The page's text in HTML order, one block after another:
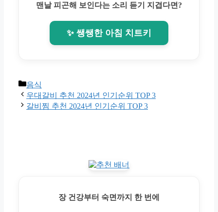
맨날 피곤해 보인다는 소리 듣기 지겹다면?
✨ 쌩쌩한 아침 치트키
Categories
음식
우대갈비 추천 2024년 인기순위 TOP 3
갈비찜 추천 2024년 인기순위 TOP 3
장 건강부터 숙면까지 한 번에